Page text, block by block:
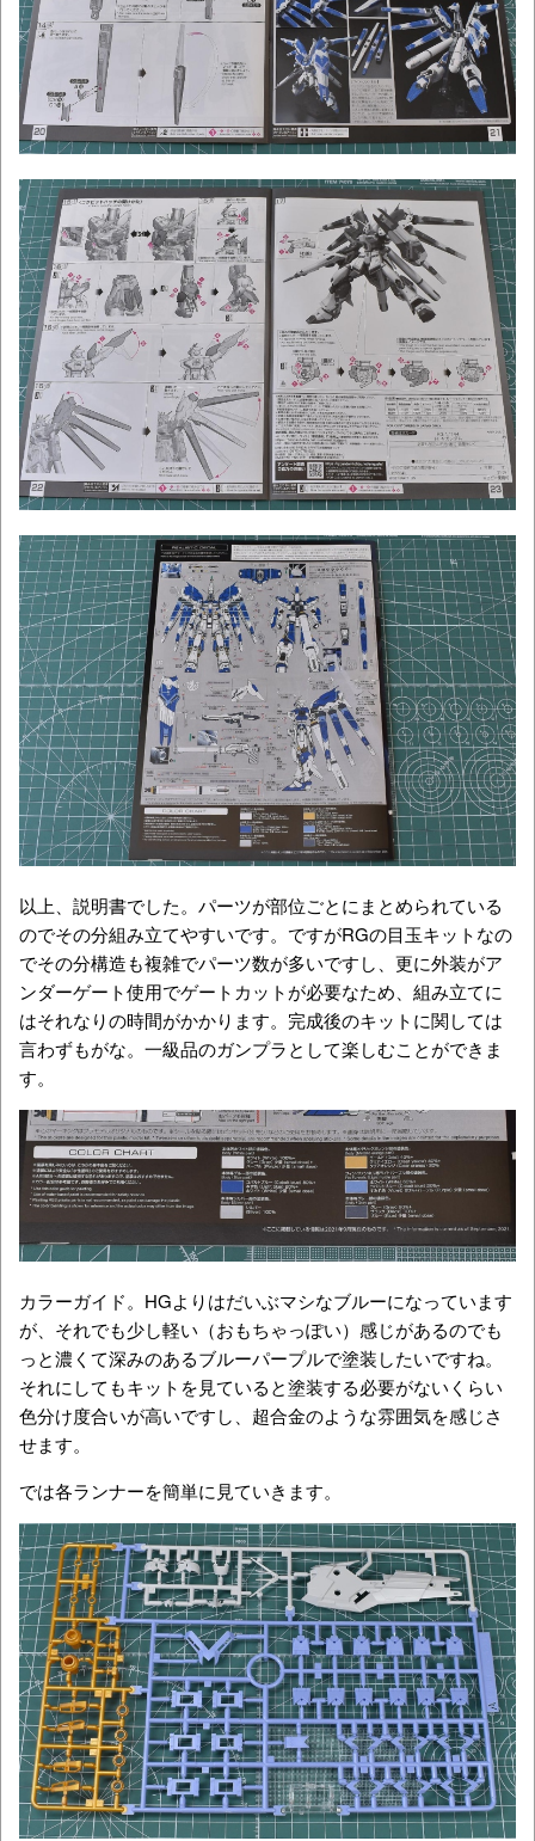
以上、説明書でした。パーツが部位ごとにまとめられている
のでその分組み立てやすいです。ですがRGの目玉キットなの
でその分構造も複雑でパーツ数が多いですし、更に外装がア
ンダーゲート使用でゲートカットが必要なため、組み立てに
はそれなりの時間がかかります。完成後のキットに関しては
言わずもがな。一級品のガンプラとして楽しむことができま
す。
カラーガイド。HGよりはだいぶマシなブルーになっています
が、それでも少し軽い（おもちゃっぽい）感じがあるのでも
っと濃くて深みのあるブルーパープルで塗装したいですね。
それにしてもキットを見ていると塗装する必要がないくらい
色分け度合いが高いですし、超合金のような雰囲気を感じさ
せます。
では各ランナーを簡単に見ていきます。